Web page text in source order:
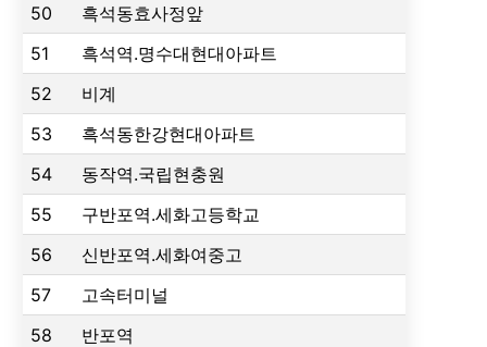
50
흑석동효사정앞
51
흑석역.명수대현대아파트
52
비계
53
흑석동한강현대아파트
54
동작역.국립현충원
55
구반포역.세화고등학교
56
신반포역.세화여중고
57
고속터미널
58
반포역